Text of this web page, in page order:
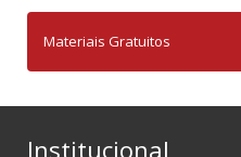
Materiais Gratuitos
Institucional